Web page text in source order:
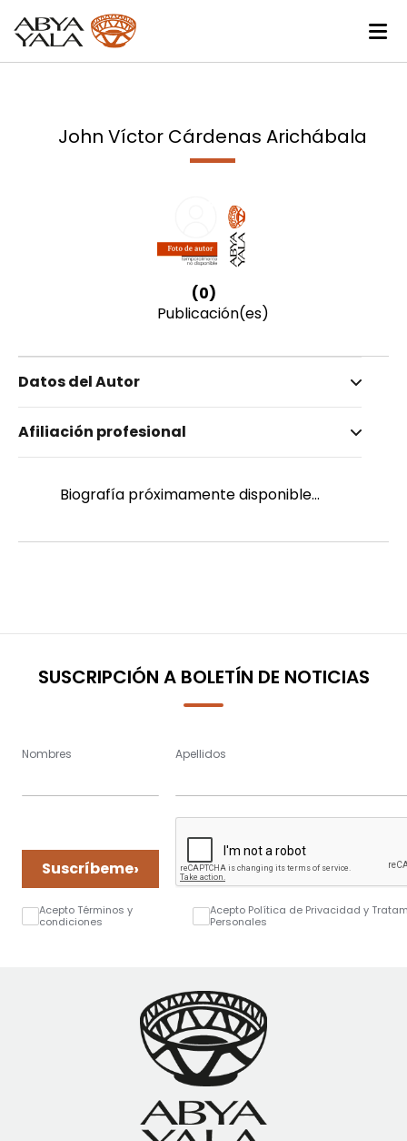
John Víctor Cárdenas Arichábala
(0)
Publicación(es)
Datos del Autor
Cárdenas Arichábala, John Víctor
Masculino
Afiliación profesional
Biografía próximamente disponible...
SUSCRIPCIÓN A BOLETÍN DE NOTICIAS
Nombres Apellidos
Suscríbeme›
Acepto Términos y
condiciones
Acepto Política de Privacidad y
Personales